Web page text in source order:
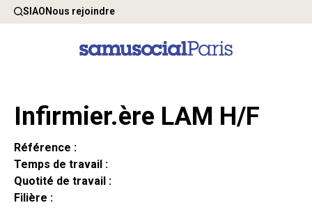
SIAONous rejoindre
Infirmier.ère LAM H/F
Référence :
Temps de travail :
Quotité de travail :
Filière :